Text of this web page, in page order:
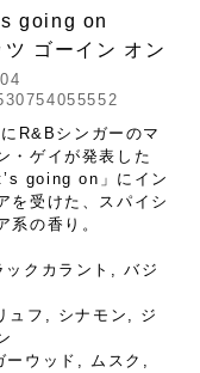
going on
ツ ゴーイン オン
R&Bシンガーのマ
・ゲイが発表した
going on」にイン
を受けた、スパイシ
系の香り。
ックカラント, バジ
ュフ, シナモン, ジ
ーウッド, ムスク,